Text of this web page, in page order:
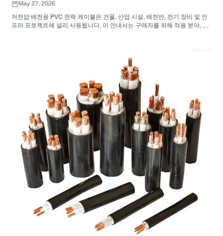
May 27, 2026
저전압 배전용 PVC 전력 케이블은 건물, 산업 시설, 배전반, 전기 장비 및 인
프라 프로젝트에 널리 사용됩니다. 이 안내서는 구매자를 위해 적용 분야, 사